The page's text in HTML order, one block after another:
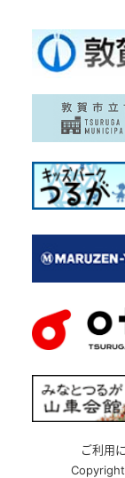
ご利用